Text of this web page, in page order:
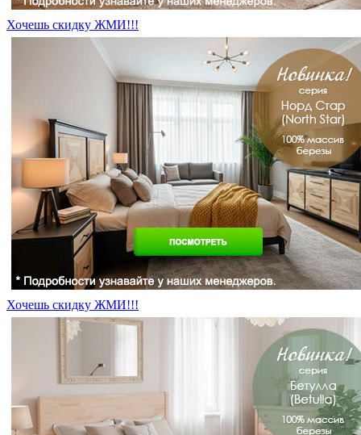
Хочешь скидку ЖМИ!!!
Хочешь скидку ЖМИ!!!